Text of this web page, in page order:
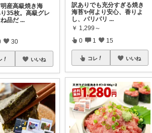
産高級焼き海
35枚。高級グレ
品だ ...
30
いいね
訳ありでも充分すぎる焼き
海苔✨️何より安心、香りよ
し、パリパリ ...
￥ 1,299～
0 1 15
コレ いいね